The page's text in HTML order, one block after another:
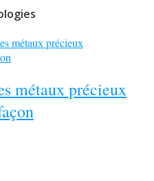
métaux précieux